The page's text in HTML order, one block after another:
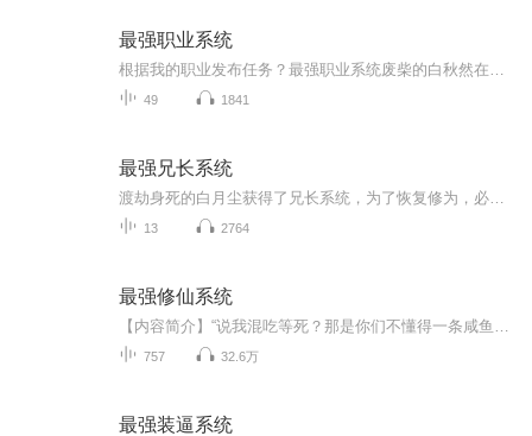
最强职业系统
49 1841
最强兄长系统
13 2764
最强修仙系统
757 32.6万
最强装逼系统